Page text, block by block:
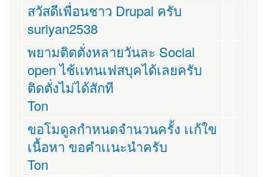
สวัสดีเพื่อนชาว Drupal ครับ
suriyan2538
พยามติดตั่งหลายวันละ Social
open ไช้เเทนเฟสบุคได้เลยครับ
ติดตั่งไม่ได้สักที
Ton
ขอโมดูลกำหนดจำนวนครั้ง เเก้ใข
เนื้อหา ขอคำเเนะนำครับ
Ton